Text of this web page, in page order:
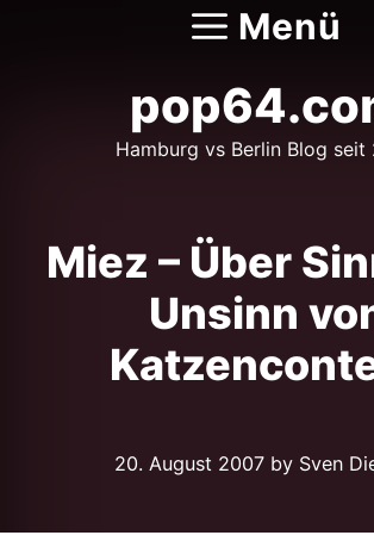
Menü
Hamburg vs Berlin Blog seit
Miez – Über
Unsinn
20. August 2007by Sven